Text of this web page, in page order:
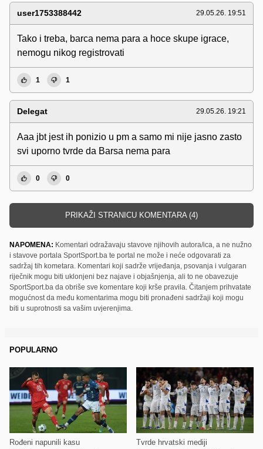
user1753388442 29.05.26. 19:51
Tako i treba, barca nema para a hoce skupe igrace,
nemogu nikog registrovati
1 1
Delegat 29.05.26. 19:21
Aaa jbt jest ih ponizio u pm a samo mi nije jasno zasto
svi uporno tvrde da Barsa nema para
0 0
PRIKAŽI STRANICU KOMENTARA (4)
NAPOMENA: Komentari odražavaju stavove njihovih autora/ica, a ne nužno
i stavove portala SportSport.ba te portal ne može i neće odgovarati za
sadržaj tih kometara. Komentari koji sadrže vrijeđanja, psovanja i vulgaran
riječnik mogu biti uklonjeni bez najave i objašnjenja, ali to ne obavezuje
SportSport.ba da obriše sve komentare koji krše pravila. Čitanjem prihvatate
mogućnost da među komentarima mogu biti pronađeni sadržaji koji mogu
biti u suprotnosti sa vašim uvjerenjima.
POPULARNO
Rođeni napunili kasu Tvrde hrvatski mediji